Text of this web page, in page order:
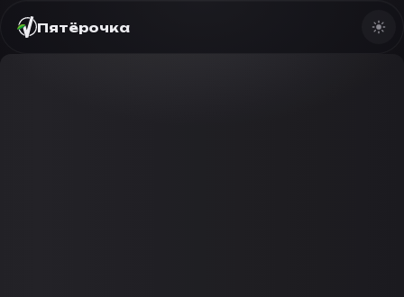
Пятёрочка